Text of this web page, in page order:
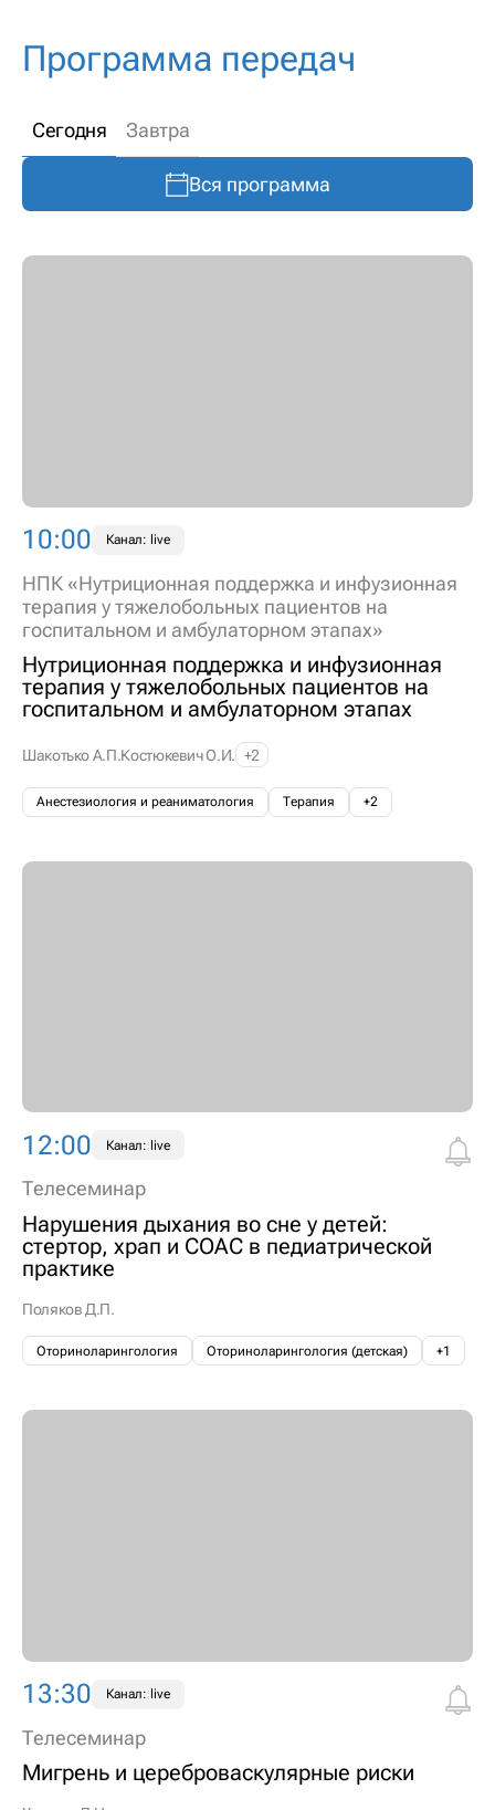
Программа передач
Сегодня Завтра
Вся программа
10:00 Канал: live
НПК «Нутриционная поддержка и инфузионная
терапия у тяжелобольных пациентов на
госпитальном и амбулаторном этапах»
Нутриционная поддержка и инфузионная
терапия у тяжелобольных пациентов на
госпитальном и амбулаторном этапах
Шакотько А.П.Костюкевич О.И. +2
Анестезиология и реаниматология Терапия +2
12:00 Канал: live
Телесеминар
Нарушения дыхания во сне у детей:
стертор, храп и СОАС в педиатрической
практике
Поляков Д.П.
Оториноларингология Оториноларингология (детская) +1
13:30 Канал: live
Телесеминар
Мигрень и цереброваскулярные риски